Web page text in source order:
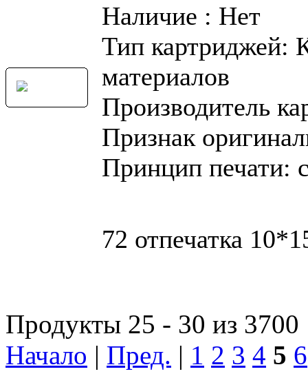
Наличие : Нет
Тип картриджей:
материалов
Производитель
Признак
Принцип печати:
72 отпечатка
Продукты 25 - 30 из 3700
Начало | Пред. | 1 2 3 4 5 6